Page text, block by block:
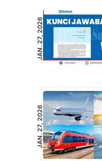
JAN. 27, 2026
JAN. 27, 2026